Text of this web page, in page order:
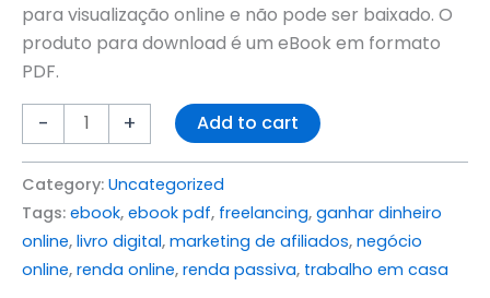
para visualização online e não pode ser baixado. O
produto para download é um eBook em formato
PDF.
- + Add to cart
Category: Uncategorized
Tags: ebook, ebook pdf, freelancing, ganhar dinheiro
online, livro digital, marketing de afiliados, negócio
online, renda online, renda passiva, trabalho em casa